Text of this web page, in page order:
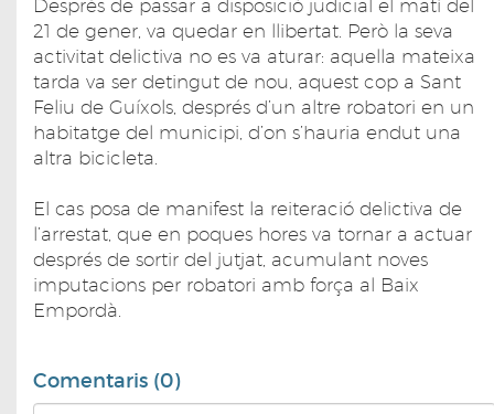
Després de passar a disposició judicial el matí del
21 de gener, va quedar en llibertat. Però la seva
activitat delictiva no es va aturar: aquella mateixa
tarda va ser detingut de nou, aquest cop a Sant
Feliu de Guíxols, després d’un altre robatori en un
habitatge del municipi, d’on s’hauria endut una
altra bicicleta.
El cas posa de manifest la reiteració delictiva de
l’arrestat, que en poques hores va tornar a actuar
després de sortir del jutjat, acumulant noves
imputacions per robatori amb força al Baix
Empordà.
Comentaris (0)